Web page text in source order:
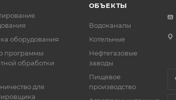
оборудования
программы
обработки
для
ОБЪЕКТЫ
Водоканалы
Котельные
Нефтегазовые
заводы
Пищевое
производство